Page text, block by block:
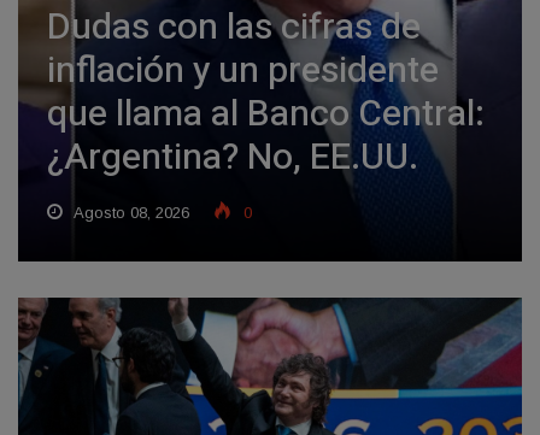
Dudas con las cifras de
inflación y un presidente
que llama al Banco Central:
¿Argentina? No, EE.UU.
Agosto 08, 2026 0